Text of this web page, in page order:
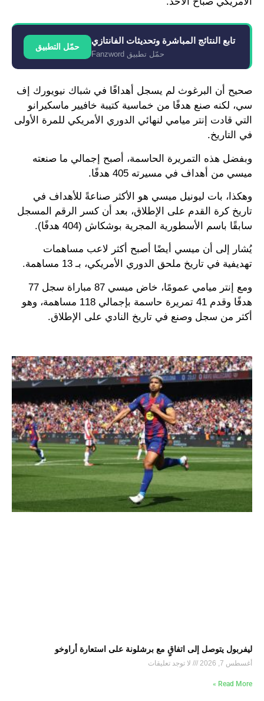
تابع النتائج المباشرة وتحديثات الفانتازي
حمّل تطبيق Fanzword
حمّل التطبيق
صحيح أن البرغوث لم يسجل أهدافًا في شباك نيويورك إف
سي، لكنه صنع هدفًا من خماسية كتيبة خافيير ماسكيرانو
التي قادت إنتر ميامي لنهائي الدوري الأمريكي للمرة الأولى
في التاريخ.
وبفضل هذه التمريرة الحاسمة، أصبح إجمالي ما صنعته
ميسي من أهداف في مسيرته 405 هدفًا.
وهكذا، بات ليونيل ميسي هو الأكثر صناعةً للأهداف في
تاريخ كرة القدم على الإطلاق، بعد أن كسر الرقم المسجل
سابقًا باسم الأسطورية المجرية بوشكاش (404 هدفًا).
يُشار إلى أن ميسي أيضًا أصبح أكثر لاعب مساهمات
تهديفية في تاريخ ملحق الدوري الأمريكي، بـ 13 مساهمة.
ومع إنتر ميامي عمومًا، خاض ميسي 87 مباراة سجل 77
هدفًا وقدم 41 تمريرة حاسمة بإجمالي 118 مساهمة، وهو
أكثر من سجل وصنع في تاريخ النادي على الإطلاق.
ليفربول يتوصل إلى اتفاقٍ مع برشلونة على استعارة أراوخو
أغسطس 7, 2026 لا توجد تعليقات
Read More »